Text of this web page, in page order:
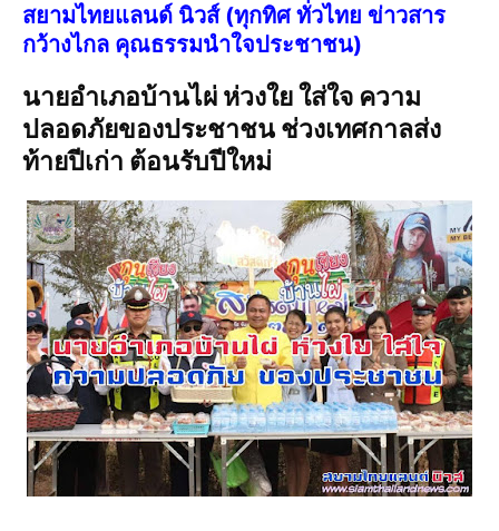
สยามไทยแลนด์ นิวส์ (ทุกทิศ ทั่วไทย ข่าวสาร
กว้างไกล คุณธรรมนำใจประชาชน)
นายอำเภอบ้านไผ่ ห่วงใย ใส่ใจ ความ
ปลอดภัยของประชาชน ช่วงเทศกาลส่ง
ท้ายปีเก่า ต้อนรับปีใหม่